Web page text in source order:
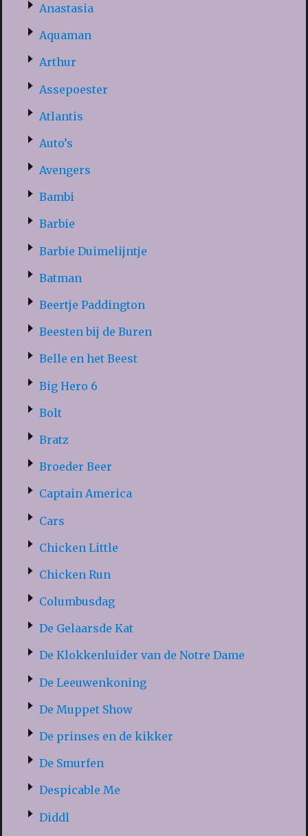
Anastasia
Aquaman
Arthur
Assepoester
Atlantis
Auto’s
Avengers
Bambi
Barbie
Barbie Duimelijntje
Batman
Beertje Paddington
Beesten bij de Buren
Belle en het Beest
Big Hero 6
Bolt
Bratz
Broeder Beer
Captain America
Cars
Chicken Little
Chicken Run
Columbusdag
De Gelaarsde Kat
De Klokkenluider van de Notre Dame
De Leeuwenkoning
De Muppet Show
De prinses en de kikker
De Smurfen
Despicable Me
Diddl